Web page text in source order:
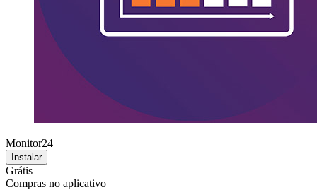
Monitor24
Instalar
Grátis
Compras no aplicativo